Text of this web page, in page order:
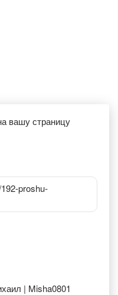
вашу страницу
proshu-
| Misha0801